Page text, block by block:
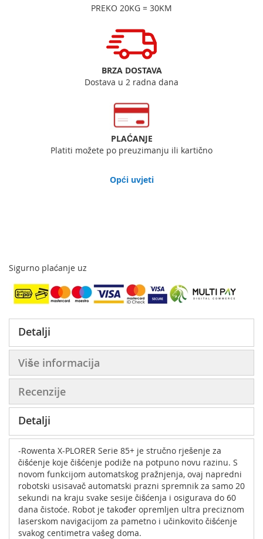
PREKO 20KG = 30KM
BRZA DOSTAVA
Dostava u 2 radna dana
PLAĆANJE
Platiti možete po preuzimanju ili kartično
Opći uvjeti
Sigurno plaćanje uz
Detalji
Više informacija
Recenzije
Detalji
-Rowenta X-PLORER Serie 85+ je stručno rješenje za
čišćenje koje čišćenje podiže na potpuno novu razinu. S
novom funkcijom automatskog pražnjenja, ovaj napredni
robotski usisavač automatski prazni spremnik za samo 20
sekundi na kraju svake sesije čišćenja i osigurava do 60
dana čistoće. Robot je također opremljen ultra preciznom
laserskom navigacijom za pametno i učinkovito čišćenje
svakog centimetra vašeg doma.